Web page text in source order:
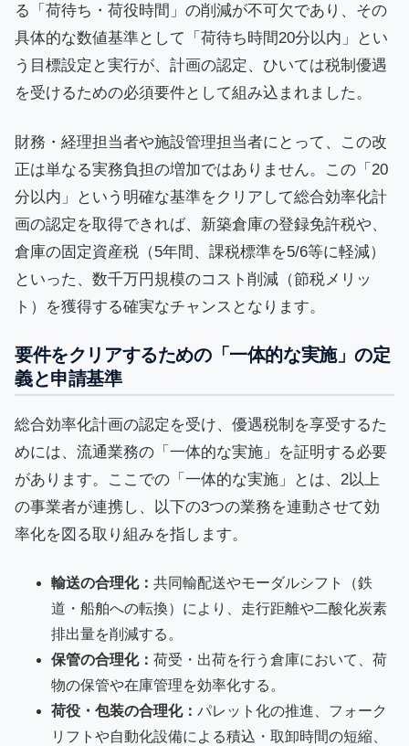
る「荷待ち・荷役時間」の削減が不可欠であり、その
具体的な数値基準として「荷待ち時間20分以内」とい
う目標設定と実行が、計画の認定、ひいては税制優遇
を受けるための必須要件として組み込まれました。
財務・経理担当者や施設管理担当者にとって、この改
正は単なる実務負担の増加ではありません。この「20
分以内」という明確な基準をクリアして総合効率化計
画の認定を取得できれば、新築倉庫の登録免許税や、
倉庫の固定資産税（5年間、課税標準を5/6等に軽減）
といった、数千万円規模のコスト削減（節税メリッ
ト）を獲得する確実なチャンスとなります。
要件をクリアするための「一体的な実施」の定
義と申請基準
総合効率化計画の認定を受け、優遇税制を享受するた
めには、流通業務の「一体的な実施」を証明する必要
があります。ここでの「一体的な実施」とは、2以上
の事業者が連携し、以下の3つの業務を連動させて効
率化を図る取り組みを指します。
輸送の合理化： 共同輸配送やモーダルシフト（鉄
道・船舶への転換）により、走行距離や二酸化炭素
排出量を削減する。
保管の合理化： 荷受・出荷を行う倉庫において、荷
物の保管や在庫管理を効率化する。
荷役・包装の合理化： パレット化の推進、フォーク
リフトや自動化設備による積込・取卸時間の短縮、